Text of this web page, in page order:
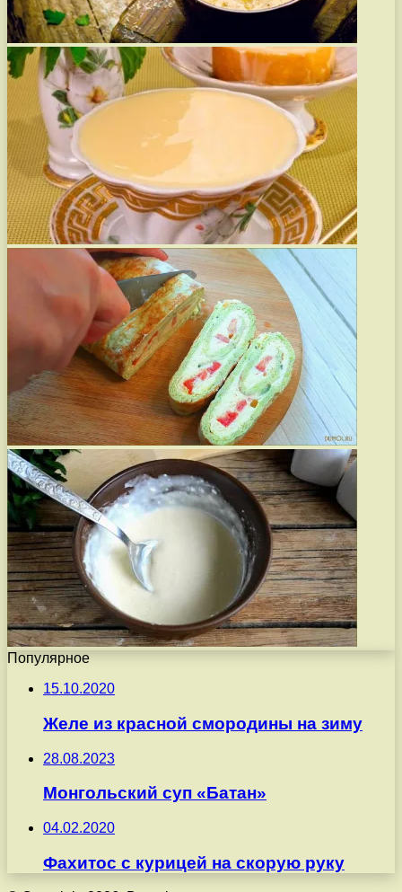
Популярное
15.10.2020
Желе из красной смородины на зиму
28.08.2023
Монгольский суп «Батан»
04.02.2020
Фахитос с курицей на скорую руку